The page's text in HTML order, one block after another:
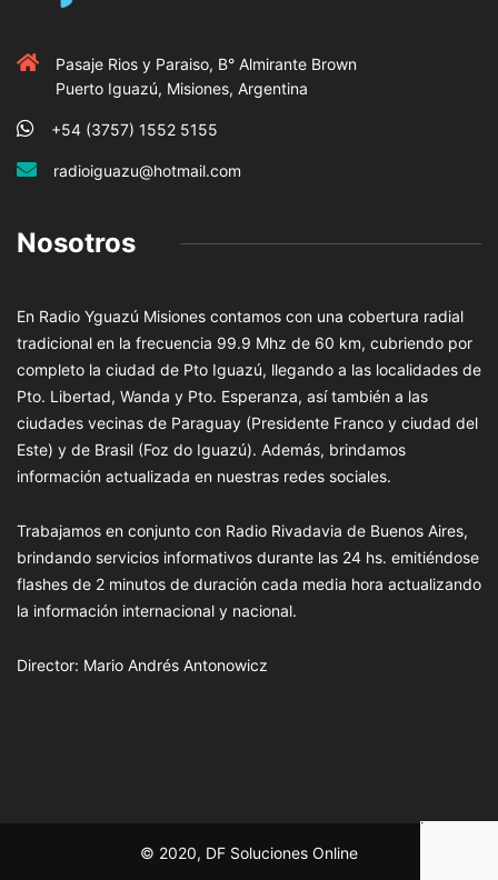
Pasaje Rios y Paraiso, B° Almirante Brown
Puerto Iguazú, Misiones, Argentina
+54 (3757) 1552 5155
radioiguazu@hotmail.com
Nosotros
En Radio Yguazú Misiones contamos con una cobertura radial
tradicional en la frecuencia 99.9 Mhz de 60 km, cubriendo por
completo la ciudad de Pto Iguazú, llegando a las localidades de
Pto. Libertad, Wanda y Pto. Esperanza, así también a las
ciudades vecinas de Paraguay (Presidente Franco y ciudad del
Este) y de Brasil (Foz do Iguazú). Además, brindamos
información actualizada en nuestras redes sociales.
Trabajamos en conjunto con Radio Rivadavia de Buenos Aires,
brindando servicios informativos durante las 24 hs. emitiéndose
flashes de 2 minutos de duración cada media hora actualizando
la información internacional y nacional.
Director: Mario Andrés Antonowicz
© 2020, DF Soluciones Online